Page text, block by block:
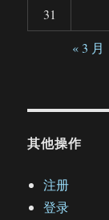
31
« 3 月
其他操作
注册
登录